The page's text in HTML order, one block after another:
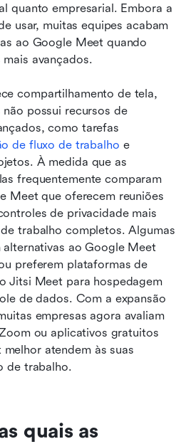
quanto empresarial. Embora a
usar, muitas equipes acabam
ao Google Meet quando
avançados.
compartilhamento de tela,
possui recursos de
como tarefas
de fluxo de trabalho e
À medida que as
frequentemente comparam
Meet que oferecem reuniões
de privacidade mais
trabalho completos. Algumas
ao Google Meet
preferem plataformas de
Jitsi Meet para hospedagem
de dados. Com a expansão
empresas agora avaliam
ou aplicativos gratuitos
atendem às suas
de trabalho.
quais as